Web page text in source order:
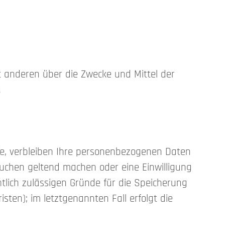
über die Zwecke und Mittel der
verbleiben Ihre personenbezogenen Daten
geltend machen oder eine Einwilligung
zulässigen Gründe für die Speicherung
im letztgenannten Fall erfolgt die